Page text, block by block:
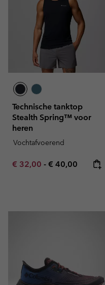
Technische tanktop
Stealth Spring™ voor
heren
Vochtafvoerend
Minimum sale price:
€ 32,00 - Maximum price:
€ 40,00